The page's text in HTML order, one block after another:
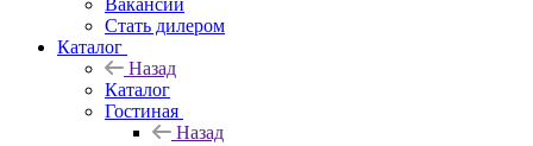
Вакансии
Стать дилером
Каталог
Назад
Каталог
Гостиная
Назад